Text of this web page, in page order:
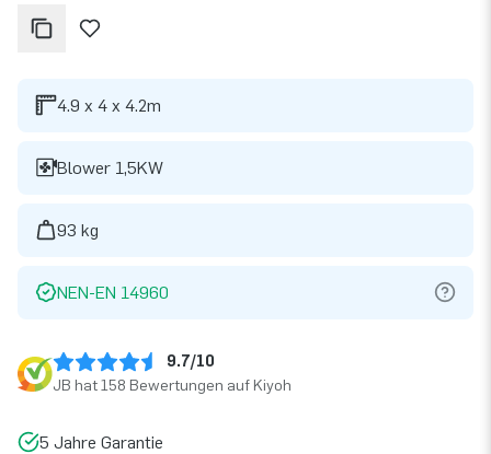
4.9 x 4 x 4.2m
Blower 1,5KW
93 kg
NEN-EN 14960
9.7/10
JB hat 158 Bewertungen auf Kiyoh
5 Jahre Garantie